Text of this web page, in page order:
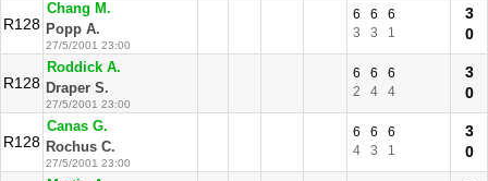
R128
Chang M.
Popp A.
27/5/2001 23:00
6 6
6
3
3 1
3
0
R128
Roddick A.
Draper S.
27/5/2001 23:00
6 6
6
2
4 4
3
0
R128
Canas G.
Rochus C.
27/5/2001 23:00
6 6
6
4
3 1
3
0